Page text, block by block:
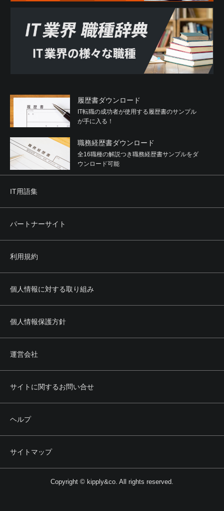
履歴書ダウンロード
IT転職の成功者が使用する履歴書のサンプル
が手に入る！
職務経歴書ダウンロード
全16職種の解説つき職務経歴書サンプルをダ
ウンロード可能
IT用語集
パートナーサイト
利用規約
個人情報に対する取り組み
個人情報保護方針
運営会社
サイトに関するお問い合せ
ヘルプ
サイトマップ
Copyright © kipply&co. All rights reserved.